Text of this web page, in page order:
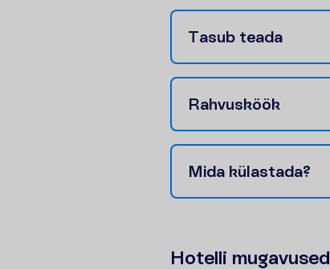
Tasub teada
Rahvusköök
Mida külastada?
Hotelli mugavused